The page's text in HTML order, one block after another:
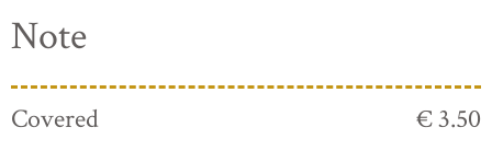
Note
Covered
€ 3.50